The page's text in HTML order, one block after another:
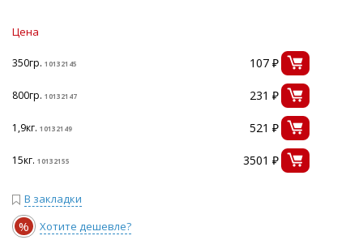
Цена
350гр. 10132145 107 ₽
800гр. 10132147 231 ₽
1,9кг. 10132149 521 ₽
15кг. 10132155 3501 ₽
В закладки
% Хотите дешевле?